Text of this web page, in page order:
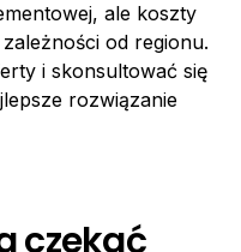
ale koszty
od regionu.
i skonsultować się
rozwiązanie
czekać